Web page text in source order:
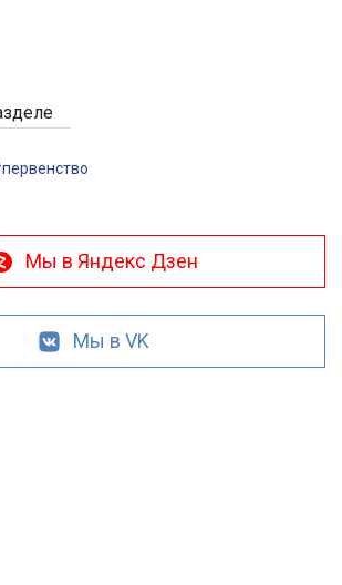
Мы в Яндекс Дзен
Мы в VK